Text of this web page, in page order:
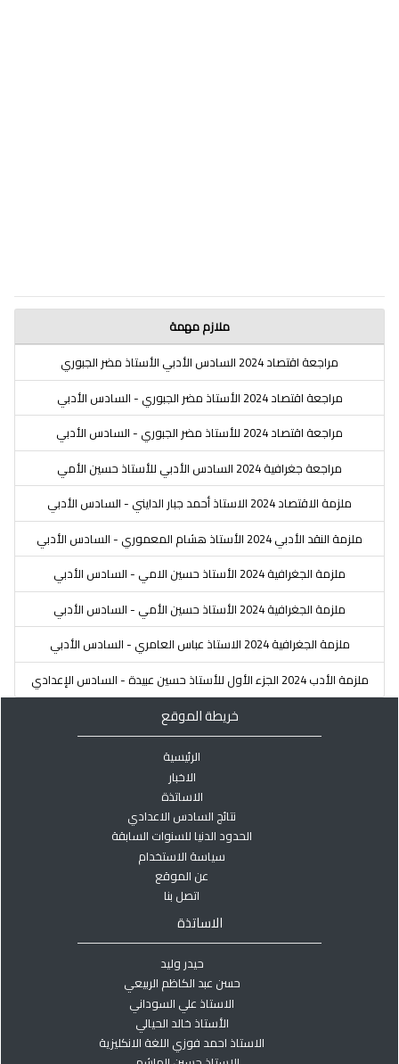
ملازم مهمة
مراجعة اقتصاد 2024 السادس الأدبي الأستاذ مضر الجبوري
مراجعة اقتصاد 2024 الأستاذ مضر الجبوري - السادس الأدبي
مراجعة اقتصاد 2024 للأستاذ مضر الجبوري - السادس الأدبي
مراجعة جغرافية 2024 السادس الأدبي للأستاذ حسين الأمي
ملزمة الاقتصاد 2024 الاستاذ أحمد جبار الدايني - السادس الأدبي
ملزمة النقد الأدبي 2024 الأستاذ هشام المعموري - السادس الأدبي
ملزمة الجغرافية 2024 الأستاذ حسين الامي - السادس الأدبي
ملزمة الجغرافية 2024 الأستاذ حسين الأمي - السادس الأدبي
ملزمة الجغرافية 2024 الاستاذ عباس العامري - السادس الأدبي
ملزمة الأدب 2024 الجزء الأول للأستاذ حسين عبيدة - السادس الإعدادي
خريطة الموقع
الرئيسية
الاخبار
الاساتذة
نتائج السادس الاعدادي
الحدود الدنيا للسنوات السابقة
سياسة الاستخدام
عن الموقع
اتصل بنا
الاساتذة
حيدر وليد
حسن عبد الكاظم الربيعي
الاستاذ علي السوداني
الأستاذ خالد الحيالي
الاستاذ احمد فوزي اللغة الانكليزية